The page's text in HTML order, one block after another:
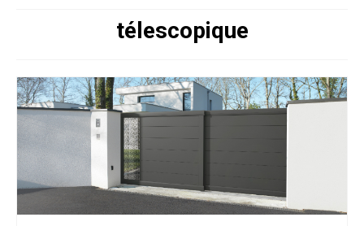
Menuiseries
Portails
Bien-être extérieur
Interphones
télescopique